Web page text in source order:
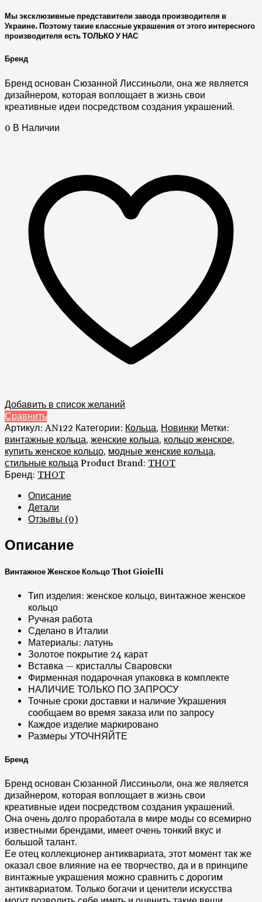
Мы эксклюзивные представители завода производителя в
Украине. Поэтому такие классные украшения от этого интересного
производителя есть ТОЛЬКО У НАС
Бренд
Бренд основан Сюзанной Лиссиньоли, она же является
дизайнером, которая воплощает в жизнь свои
креативные идеи посредством создания украшений.
0 В Наличии
Добавить в список желаний
Сравнить
Артикул:AN122 Категории: Кольца, Новинки Метки:
винтажные кольца, женские кольца, кольцо женское,
купить женское кольцо, модные женские кольца,
стильные кольца Product Brand: THOT
Бренд: THOT
Описание
Детали
Отзывы (0)
Описание
Винтажное Женское Кольцо Thot Gioielli
Тип изделия: женское кольцо, винтажное женское
кольцо
Ручная работа
Сделано в Италии
Материалы: латунь
Золотое покрытие 24 карат
Вставка — кристаллы Сваровски
Фирменная подарочная упаковка в комплекте
НАЛИЧИЕ ТОЛЬКО ПО ЗАПРОСУ
Точные сроки доставки и наличие Украшения
сообщаем во время заказа или по запросу
Каждое изделие маркировано
Размеры УТОЧНЯЙТЕ
Бренд
Бренд основан Сюзанной Лиссиньоли, она же является
дизайнером, которая воплощает в жизнь свои
креативные идеи посредством создания украшений.
Она очень долго проработала в мире моды со всемирно
известными брендами, имеет очень тонкий вкус и
большой талант.
Ее отец коллекционер антиквариата, этот момент так же
оказал свое влияние на ее творчество, да и в принципе
винтажные украшения можно сравнить с дорогим
антиквариатом. Только богачи и ценители искусства